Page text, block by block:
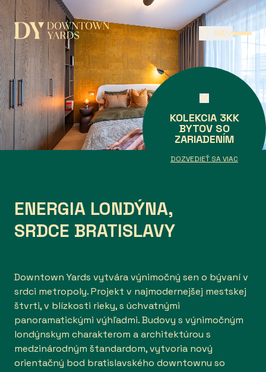
Prejsť na obsah
SK
HIGH FASHION OF LIVING
KOLEKCIA 3KK
BYTOV SO
ZARIADENÍM
DOZVEDIEŤ SA VIAC
ENERGIA LONDÝNA,
SRDCE BRATISLAVY
Downtown Yards vytvára výnimočný sen o bývaní v
srdci metropoly. Projekt v najmodernejšej mestskej
štvrti, v blízkosti rieky, s úchvatnými
panoramatickými výhľadmi. Budovy s výnimočným
londýnskym charakterom a architektúrou s
medzinárodným štandardom, vytvoria nový
orientačný bod bratislavského downtownu so